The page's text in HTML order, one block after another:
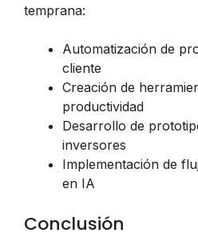
temprana:
Automatización de
cliente
Creación de
productividad
Desarrollo de
inversores
Implementación de
en IA
Conclusión